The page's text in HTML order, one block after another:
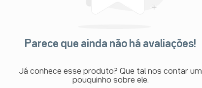
Parece que ainda não há avaliações!
Já conhece esse produto? Que tal nos contar um
pouquinho sobre ele.